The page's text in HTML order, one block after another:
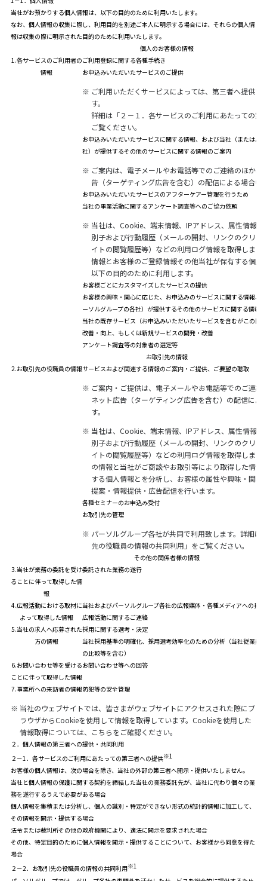
当社がお預かりする個人情報は、以下の目的のために利用いたします。
なお、個人情報の収集に際し、利用目的を別途ご本人に明示する場合には、それらの個人情
報は収集の際に明示された目的のために利用いたします。
個人のお客様の情報
1.各サービスのご利用者の
情報
ご利用登録に関する各種手続き
お申込みいただいたサービスのご提供
※ ご利用いただくサービスによっては、第三者へ提供す
す。
詳細は「２－１．各サービスのご利用にあたっての第
ご覧ください。
お申込みいただいたサービスに関する情報、および当社（またはパ
社）が提供するその他のサービスに関する情報のご案内
※ ご案内は、電子メールやお電話等でのご連絡のほか、
告（ターゲティング広告を含む）の配信による場合も
お申込みいただいたサービスのアフターケアー管理を行うため
当社の事業活動に関するアンケート調査等へのご協力依頼
※ 当社は、Cookie、端末情報、IPアドレス、属性情報、
別子および行動履歴（メールの開封、リンクのクリッ
イトの閲覧履歴等）などの利用ログ情報を取得します
情報とお客様のご登録情報その他当社が保有する個人
以下の目的のために利用します。
お客様ごとにカスタマイズしたサービスの提供
お客様の興味・関心に応じた、お申込みのサービスに関する情報、
ーソルグループの各社）が提供するその他のサービスに関する情報
当社の既存サービス（お申込みいただいたサービスを含むがこの限
改善・向上、もしくは新規サービスの開発・改善
アンケート調査等の対象者の選定等
お取引先の情報
2.お取引先の役職員の情報サービスおよび関連する情報のご案内・ご提供、ご要望の聴取
※ ご案内・ご提供は、電子メールやお電話等でのご連絡
ネット広告（ターゲティング広告を含む）の配信によ
す。
※ 当社は、Cookie、端末情報、IPアドレス、属性情報、
別子および行動履歴（メールの開封、リンクのクリッ
イトの閲覧履歴等）などの利用ログ情報を取得します
の情報と当社がご商談やお取引等により取得した情報
する個人情報とを分析し、お客様の属性や興味・関心
提案・情報提供・広告配信を行います。
各種セミナーのお申込み受付
お取引先の管理
※ パーソルグループ各社が共同で利用致します。詳細は
先の役職員の情報の共同利用」をご覧ください。
その他の関係者様の情報
3.当社が業務の委託を受け
ることに伴って取得した情
報
委託された業務の遂行
4.広報活動における取材に
よって取得した情報
当社およびパーソルグループ各社の広報媒体・各種メディアへの掲載
広報活動に関するご連絡
5.当社の求人へ応募された
方の情報
採用に関する選考・決定
当社採用基準の明確化、採用選考効率化のための分析（当社従業員
の比較等を含む）
6.お問い合わせ等を受ける
ことに伴って取得した情報
お問い合わせ等への回答
7.事業所への来訪者の情報防犯等の安全管理
※ 当社のウェブサイトでは、皆さまがウェブサイトにアクセスされた際にブ
ラウザからCookieを使用して情報を取得しています。Cookieを使用した
情報取得については、
こちらをご確認ください。
２．個人情報の第三者への提供・共同利用
２－1．各サービスのご利用にあたっての第三者への提供※1
お客様の個人情報は、次の場合を除き、当社の外部の第三者へ開示・提供いたしません。
当社と個人情報の保護に関する契約を締結した当社の業務委託先が、当社に代わり個々の業
務を遂行するうえで必要がある場合
個人情報を集積または分析し、個人の識別・特定ができない形式の統計的情報に加工して、
その情報を開示・提供する場合
法令または裁判所その他の政府機関により、適法に開示を要求された場合
その他、特定目的のために個人情報を開示・提供することについて、お客様から同意を得た
場合
２－2．お取引先の役職員の情報の共同利用※1